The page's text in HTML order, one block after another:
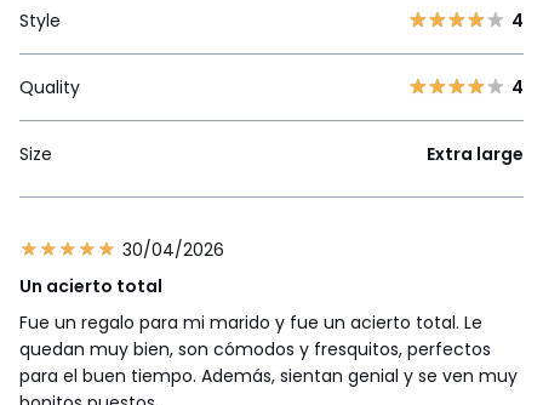
Style 4
Quality 4
Size Extra large
30/04/2026
Un acierto total
Fue un regalo para mi marido y fue un acierto total. Le
quedan muy bien, son cómodos y fresquitos, perfectos
para el buen tiempo. Además, sientan genial y se ven muy